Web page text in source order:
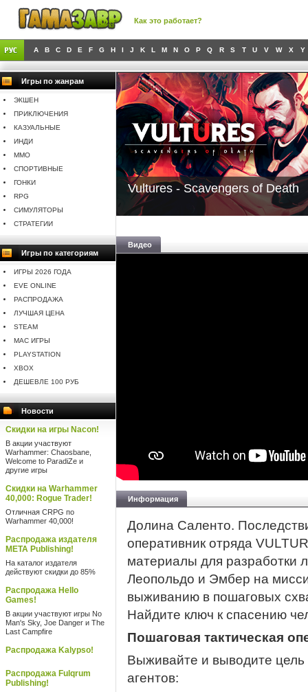
Как это работает?
A B C D E F G H I J K L M N O P Q R S T U V W X Y
Игры по жанрам
ЭКШЕН
ПРИКЛЮЧЕНИЯ
КАЗУАЛЬНЫЕ
ИНДИ
MMO
СПОРТИВНЫЕ
ГОНКИ
RPG
СИМУЛЯТОРЫ
СТРАТЕГИИ
Игры по категориям
ИГРЫ 2026 ГОДА
EVE ONLINE
РАСПРОДАЖА
ЛУЧШАЯ ЦЕНА
STEAM
MAC ИГРЫ
PLAYSTATION
XBOX
ДЕШЕВЛЕ 100 РУБ
Новости
Скидки на игры Nacon!
В акции участвуют
Warhammer: Chaosbane,
Welcome to ParadiZe и
другие игры
Скидки на Warhammer
40,000: Rogue Trader!
Отличная CRPG по
Warhammer 40,000!
Распродажа издателя
META Publishing!
На каталог издателя
действуют скидки до 85%
Распродажа Hello
Games!
В акции участвуют игры No
Man's Sky, Joe Danger и The
Last Campfire
Распродажа Kalypso!
Распродажа Fulqrum
Publishing!
Vultures - Scavengers of Death
Видео
Информация
Долина Саленто.
оперативник отряда
материалы для разработки
Леопольдо и Эмбер на
выживанию в пошаговых
Найдите ключ к спасению
Пошаговая тактическая
Выживайте и выводите цель
агентов: